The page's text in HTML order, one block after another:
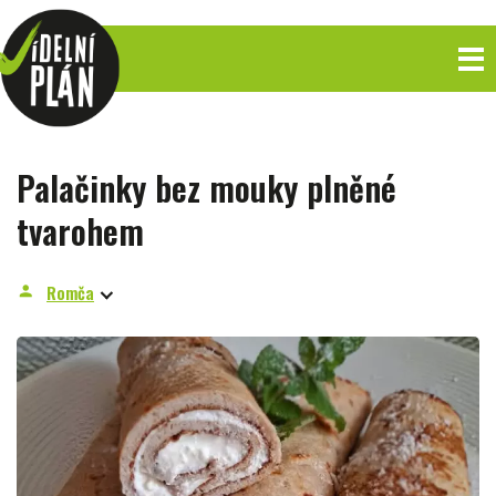
Palačinky bez mouky plněné
tvarohem
person Romča